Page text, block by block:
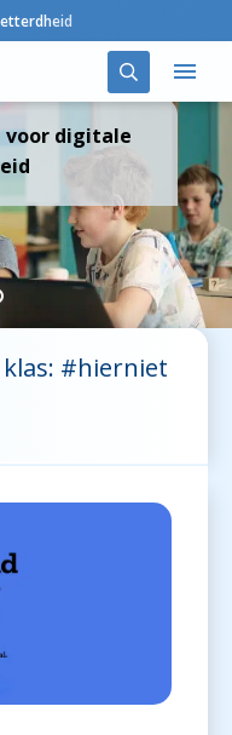
voor digitale
#hierniet